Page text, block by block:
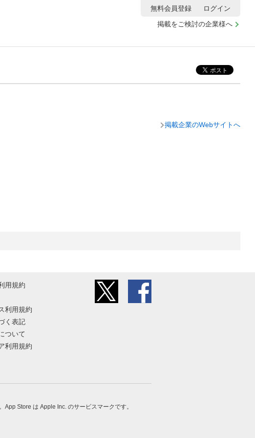
掲載をご検討の企業様へ
無料会員登録 ログイン
掲載企業のWebサイトへ
用規約
利用規約
く表記
ついて
利用規約
Store は Apple Inc. のサービスマークです。